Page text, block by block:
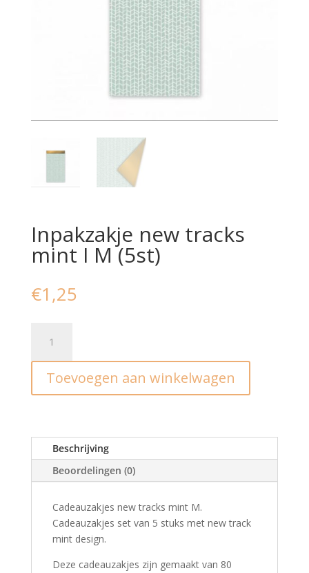
Inpakzakje new tracks
mint I M (5st)
€1,25
tracks
mint
I
aantal
Toevoegen aan winkelwagen
Beschrijving
Beoordelingen (0)
Cadeauzakjes new tracks mint M.
Cadeauzakjes set van 5 stuks met new track
mint design.
Deze cadeauzakjes zijn gemaakt van 80